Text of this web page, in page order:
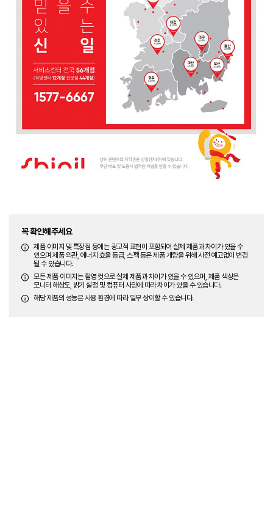
꼭 확인해주세요
제품 이미지 및 특장점 등에는 광고적 표현이 포함되어 실제 제품과 차이가 있을 수
있으며 제품 외관, 에너지 효율 등급, 스펙 등은 제품 개량을 위해 사전 예고없이 변경
될 수 있습니다.
모든 제품 이미지는 촬영 컷으로 실제 제품과 차이가 있을 수 있으며, 제품 색상은
모니터 해상도, 밝기 설정 및 컴퓨터 사양에 따라 차이가 있을 수 있습니다.
해당 제품의 성능은 사용 환경에 따라 일부 상이할 수 있습니다.